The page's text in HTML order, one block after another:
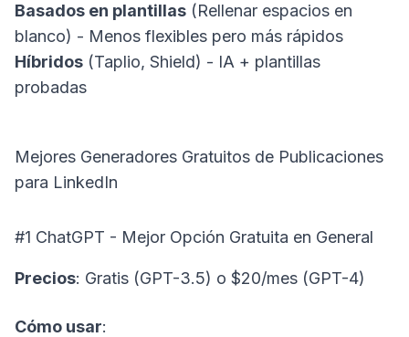
Basados en plantillas (Rellenar espacios en
blanco) - Menos flexibles pero más rápidos
Híbridos (Taplio, Shield) - IA + plantillas
probadas
Mejores Generadores Gratuitos de Publicaciones
para LinkedIn
#1 ChatGPT - Mejor Opción Gratuita en General
Precios: Gratis (GPT-3.5) o $20/mes (GPT-4)
Cómo usar: